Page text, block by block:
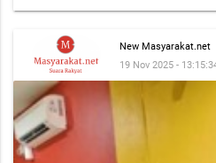
New Masyarakat.net
19 Nov 2025 -